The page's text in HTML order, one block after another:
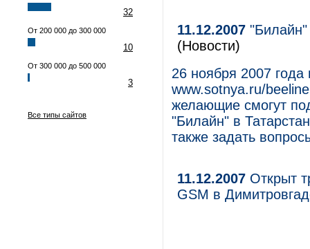
32
От 200 000 до 300 000
10
От 300 000 до 500 000
3
Все типы сайтов
11.12.2007 "Билайн"
(Новости)
26 ноября 2007
www.sotnya.ru/
желающие смогут
"Билайн" в
также задать
11.12.2007 Открыт
GSM в